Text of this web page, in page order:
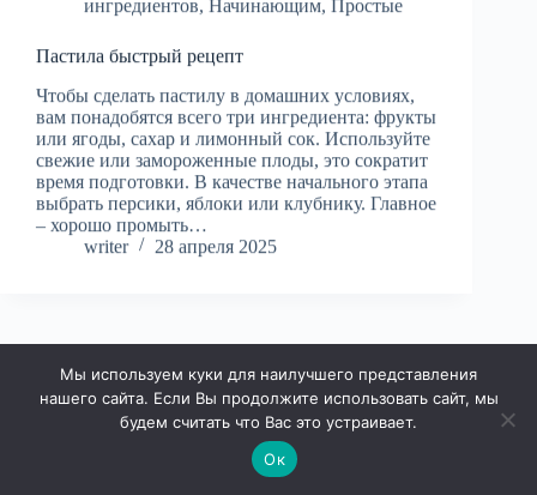
ингредиентов, Начинающим, Простые
Пастила быстрый рецепт
Чтобы сделать пастилу в домашних условиях,
вам понадобятся всего три ингредиента: фрукты
или ягоды, сахар и лимонный сок. Используйте
свежие или замороженные плоды, это сократит
время подготовки. В качестве начального этапа
выбрать персики, яблоки или клубнику. Главное
– хорошо промыть…
writer
28 апреля 2025
Мы используем куки для наилучшего представления
нашего сайта. Если Вы продолжите использовать сайт, мы
будем считать что Вас это устраивает.
Ок